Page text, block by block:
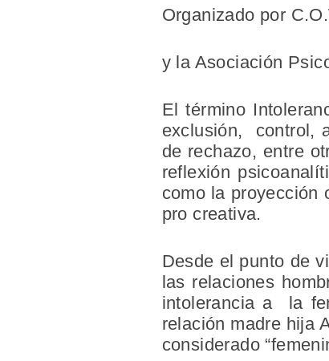
Organizado por
y la Asociación
El término
exclusión, control,
de rechazo, entre
reflexión
como la
pro creativa.
Desde el punto de
las relaciones
intolerancia a la
relación madre hija
considerado